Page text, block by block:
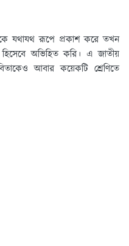
যথাযথ রূপে প্রকাশ করে তখন
অভিহিত করি। এ জাতীয়
আবার কয়েকটি শ্রেণিতে